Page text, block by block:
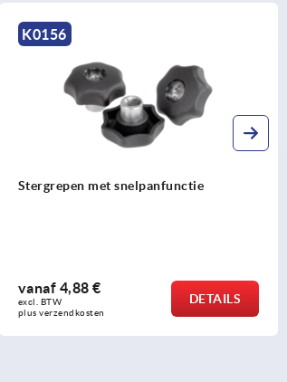
K0156
Stergrepen met snelpanfunctie
vanaf 4,88 €
excl. BTW
plus verzendkosten
DETAILS